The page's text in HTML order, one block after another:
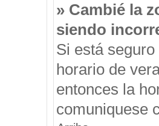
» Cambié la
siendo
Si está
horario de
entonces la
comuniquese